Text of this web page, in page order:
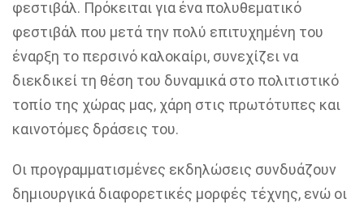
φεστιβάλ. Πρόκειται για ένα πολυθεματικό
φεστιβάλ που μετά την πολύ επιτυχημένη του
έναρξη το περσινό καλοκαίρι, συνεχίζει να
διεκδικεί τη θέση του δυναμικά στο πολιτιστικό
τοπίο της χώρας μας, χάρη στις πρωτότυπες και
καινοτόμες δράσεις του.
Οι προγραμματισμένες εκδηλώσεις συνδυάζουν
δημιουργικά διαφορετικές μορφές τέχνης, ενώ οι